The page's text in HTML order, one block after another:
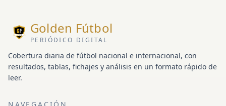
Golden Fútbol
PERIÓDICO DIGITAL
Cobertura diaria de fútbol nacional e internacional, con
resultados, tablas, fichajes y análisis en un formato rápido de
leer.
NAVEGACIÓN